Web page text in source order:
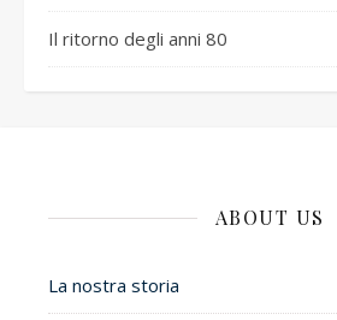
Il ritorno degli anni 80
ABOUT US
La nostra storia